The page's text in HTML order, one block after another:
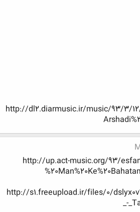
http://dl2.diarmusic.ir/music/93/3/
http://up.act-music.org/93/
http://s1.freeupload.ir/files/0/
_-